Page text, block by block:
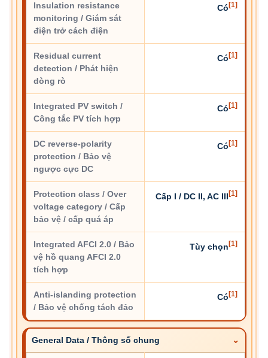
Insulation resistance
monitoring / Giám sát
điện trở cách điện
Có [1]
Residual current
detection / Phát hiện
dòng rò
Có [1]
Integrated PV switch /
Công tắc PV tích hợp
Có [1]
DC reverse-polarity
protection / Bảo vệ
ngược cực DC
Có [1]
Protection class / Over
voltage category / Cấp
bảo vệ / cấp quá áp
Cấp I / DC II, AC III [1]
Integrated AFCI 2.0 / Bảo
vệ hồ quang AFCI 2.0
tích hợp
Tùy chọn [1]
Anti-islanding protection
/ Bảo vệ chống tách đảo
Có [1]
General Data / Thông số chung